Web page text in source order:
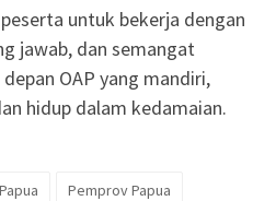
untuk bekerja dengan
jawab, dan semangat
OAP yang mandiri,
hidup dalam kedamaian.
Pemprov Papua